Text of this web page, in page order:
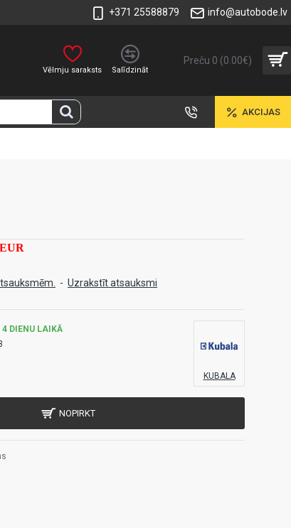
+371 25588879 info@autobode.lv
Vēlmju saraksts Salīdzināt
Preču 0 (0.00€)
AKCIJAS
- Uzrakstīt atsauksmi
DIENU LAIKĀ
KUBALA
NOPIRKT